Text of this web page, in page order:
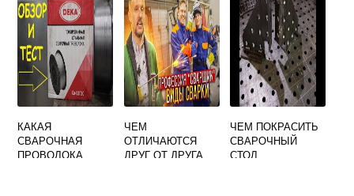
КАКАЯ
СВАРОЧНАЯ
ПРОВОЛОКА
ЧЕМ
ОТЛИЧАЮТСЯ
ДРУГ ОТ ДРУГА
ЧЕМ ПОКРАСИТЬ
СВАРОЧНЫЙ
СТОЛ